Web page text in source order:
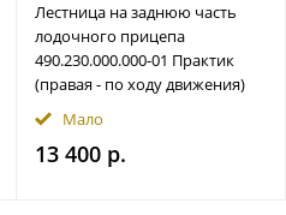
Лестница на заднюю часть
лодочного прицепа
490.230.000.000-01 Практик
(правая - по ходу движения)
Мало
13 400 р.